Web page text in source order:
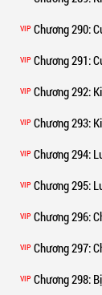
VIP Chương 290:
VIP Chương 291:
VIP Chương 292:
VIP Chương 293:
VIP Chương 294:
VIP Chương 295:
VIP Chương 296:
VIP Chương 297:
VIP Chương 298: